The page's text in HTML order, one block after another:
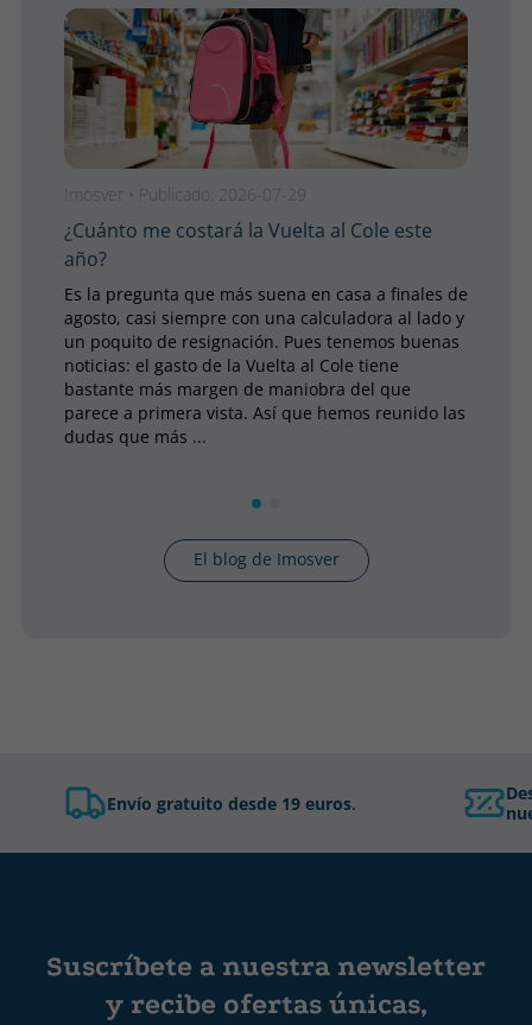
Imosver • Publicado: 2026-07-29
¿Cuánto me costará la Vuelta al Cole este
año?
Es la pregunta que más suena en casa a finales de
agosto, casi siempre con una calculadora al lado y
un poquito de resignación. Pues tenemos buenas
noticias: el gasto de la Vuelta al Cole tiene
bastante más margen de maniobra del que
parece a primera vista. Así que hemos reunido las
dudas que más ...
El blog de Imosver
Envío gratuito desde 19 euros.
Suscríbete a nuestra newsletter
y recibe ofertas únicas,